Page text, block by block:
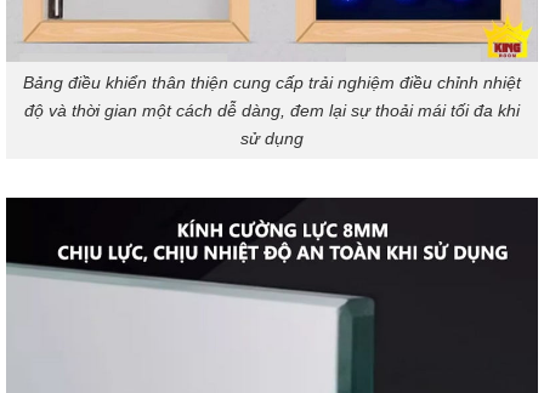
Bảng điều khiển thân thiện cung cấp trải nghiệm điều chỉnh nhiệt
độ và thời gian một cách dễ dàng, đem lại sự thoải mái tối đa khi
sử dụng